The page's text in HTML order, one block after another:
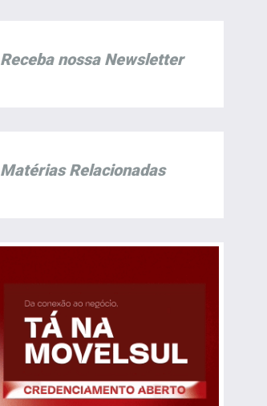
Receba nossa Newsletter
Matérias Relacionadas